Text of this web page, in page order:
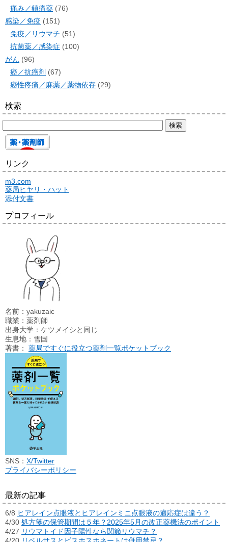
痛み／鎮痛薬 (76)
感染／免疫 (151)
免疫／リウマチ (51)
抗菌薬／感染症 (100)
がん (96)
癌／抗癌剤 (67)
癌性疼痛／麻薬／薬物依存 (29)
検索
リンク
m3.com
薬局ヒヤリ・ハット
添付文書
プロフィール
名前：yakuzaic
職業：薬剤師
出身大学：ケツメイシと同じ
生息地：雪国
著書： 薬局ですぐに役立つ薬剤一覧ポケットブック
SNS： X/Twitter
プライバシーポリシー
最新の記事
6/8 ヒアレイン点眼液とヒアレインミニ点眼液の適応症は違う？
4/30 処方箋の保管期間は５年？2025年5月の改正薬機法のポイント
4/27 リウマトイド因子陽性なら関節リウマチ？